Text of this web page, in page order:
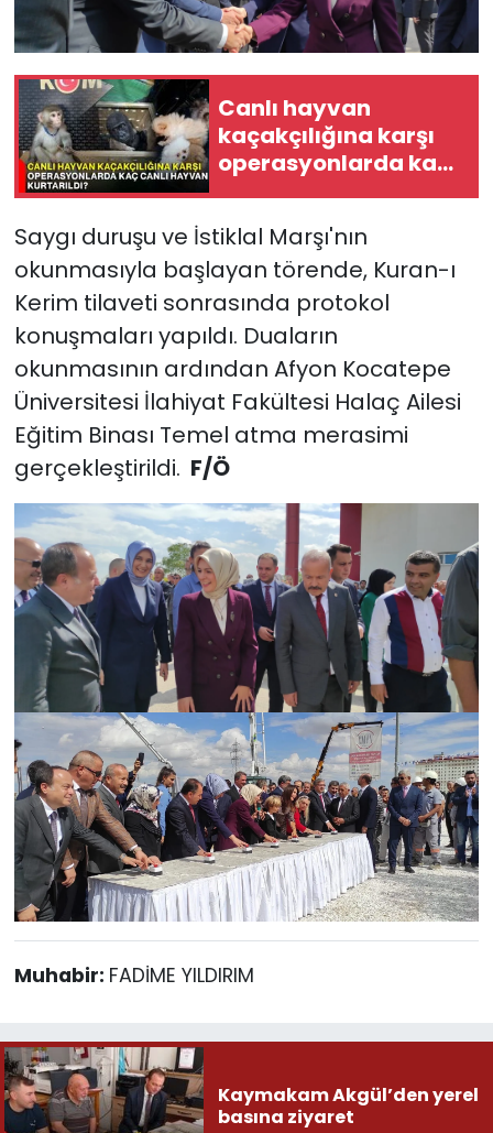
Canlı hayvan
kaçakçılığına karşı
operasyonlarda kaç
canlı hayvan
Saygı duruşu ve İstiklal Marşı'nın
okunmasıyla başlayan törende, Kuran-ı
Kerim tilaveti sonrasında protokol
konuşmaları yapıldı. Duaların
okunmasının ardından Afyon Kocatepe
Üniversitesi İlahiyat Fakültesi Halaç Ailesi
Eğitim Binası Temel atma merasimi
gerçekleştirildi. F/Ö
Muhabir: FADİME YILDIRIM
Kaymakam Akgül’den yerel
basına ziyaret